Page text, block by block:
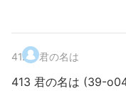
41. 君の名は
413 君の名は (39-